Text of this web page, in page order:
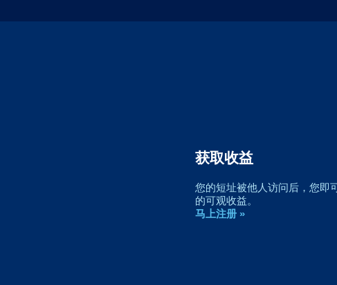
获取收益
您的短址被他人访问后，您即
的可观收益。
马上注册 »